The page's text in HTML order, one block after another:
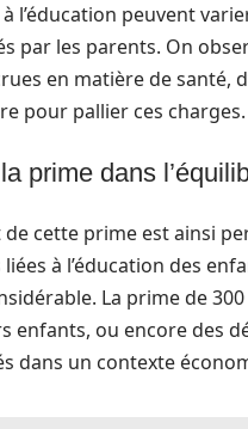
à l’éducation peuvent
par les parents. On
en matière de santé,
pour pallier ces charges.
prime dans
de cette prime est ainsi
liées à l’éducation des
La prime de
enfants, ou encore des
dans un contexte